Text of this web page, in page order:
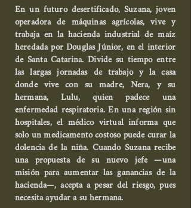
En un futuro desertificado, Suzana, joven
operadora de máquinas agrícolas, vive y
trabaja en la hacienda industrial de maíz
heredada por Douglas Júnior, en el interior
de Santa Catarina. Divide su tiempo entre
las largas jornadas de trabajo y la casa
donde vive con su madre, Nera, y su
hermana, Lulu, quien padece una
enfermedad respiratoria. En una región sin
hospitales, el médico virtual informa que
solo un medicamento costoso puede curar la
dolencia de la niña. Cuando Suzana recibe
una propuesta de su nuevo jefe —una
misión para aumentar las ganancias de la
hacienda—, acepta a pesar del riesgo, pues
necesita ayudar a su hermana.